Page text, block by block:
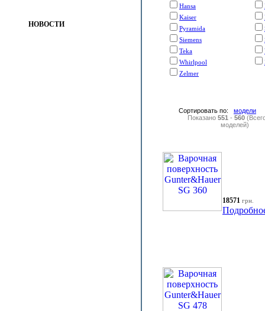
НОВОСТИ
Hansa
Kaiser
Pyramida
Siemens
Teka
Whirlpool
Zelmer
Сортировать по: модели
Показано 551 - 560
моделей)
18571 грн.